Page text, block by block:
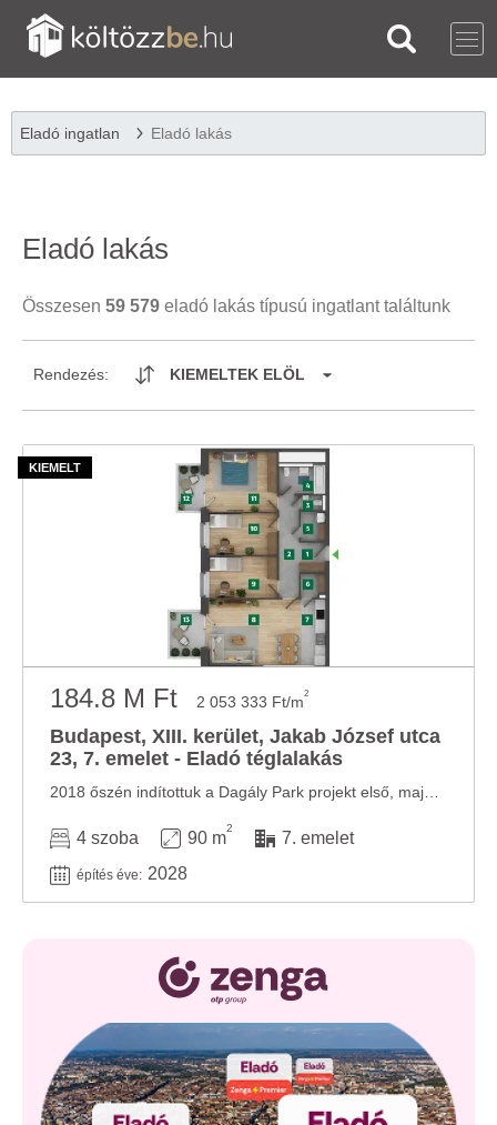
Eladó ingatlan Eladó lakás
Eladó lakás
Összesen 59 579 eladó lakás típusú ingatlant találtunk
Rendezés: KIEMELTEK ELÖL
184.8 M Ft 2 053 333 Ft/m2
Budapest, XIII. kerület, Jakab József utca
23, 7. emelet - Eladó téglalakás
4 szoba 90 m
2
7. emelet
építés éve: 2028